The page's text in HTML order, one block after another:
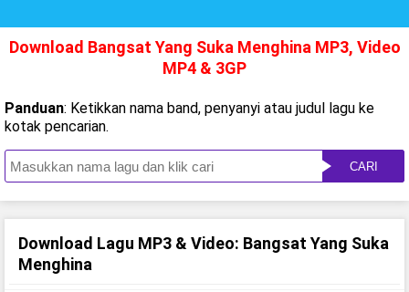
Download Bangsat Yang Suka Menghina MP3, Video
MP4 & 3GP
Panduan: Ketikkan nama band, penyanyi atau judul lagu ke
kotak pencarian.
CARI
Download Lagu MP3 & Video: Bangsat Yang Suka
Menghina